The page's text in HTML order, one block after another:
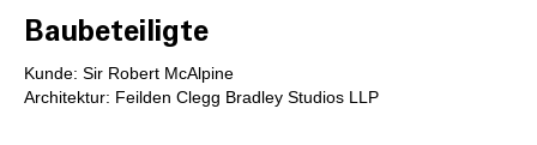
Baubeteiligte
Kunde: Sir Robert McAlpine
Architektur: Feilden Clegg Bradley Studios LLP